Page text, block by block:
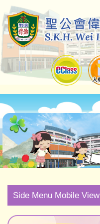
Side Menu Mobile View